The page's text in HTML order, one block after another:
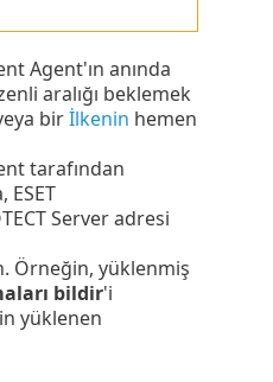
Agent'ın anında
aralığı beklemek
birİlkenin hemen
tarafından
Server adresi
Örneğin, yüklenmiş
bildir'i
yüklenen